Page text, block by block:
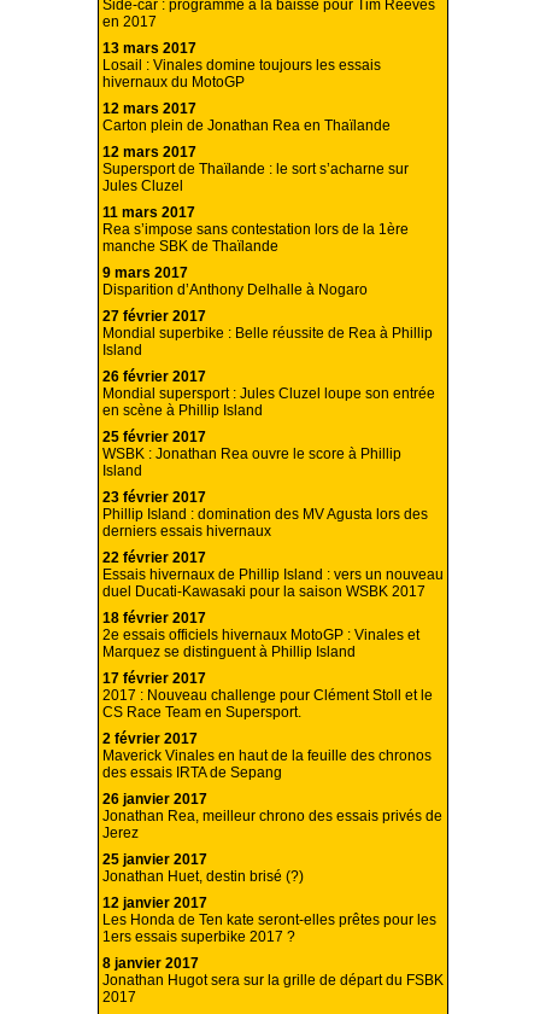
Side-car : programme à la baisse pour Tim Reeves
en 2017
13 mars 2017
Losail : Vinales domine toujours les essais
hivernaux du MotoGP
12 mars 2017
Carton plein de Jonathan Rea en Thaïlande
12 mars 2017
Supersport de Thaïlande : le sort s’acharne sur
Jules Cluzel
11 mars 2017
Rea s’impose sans contestation lors de la 1ère
manche SBK de Thaïlande
9 mars 2017
Disparition d’Anthony Delhalle à Nogaro
27 février 2017
Mondial superbike : Belle réussite de Rea à Phillip
Island
26 février 2017
Mondial supersport : Jules Cluzel loupe son entrée
en scène à Phillip Island
25 février 2017
WSBK : Jonathan Rea ouvre le score à Phillip
Island
23 février 2017
Phillip Island : domination des MV Agusta lors des
derniers essais hivernaux
22 février 2017
Essais hivernaux de Phillip Island : vers un nouveau
duel Ducati-Kawasaki pour la saison WSBK 2017
18 février 2017
2e essais officiels hivernaux MotoGP : Vinales et
Marquez se distinguent à Phillip Island
17 février 2017
2017 : Nouveau challenge pour Clément Stoll et le
CS Race Team en Supersport.
2 février 2017
Maverick Vinales en haut de la feuille des chronos
des essais IRTA de Sepang
26 janvier 2017
Jonathan Rea, meilleur chrono des essais privés de
Jerez
25 janvier 2017
Jonathan Huet, destin brisé (?)
12 janvier 2017
Les Honda de Ten kate seront-elles prêtes pour les
1ers essais superbike 2017 ?
8 janvier 2017
Jonathan Hugot sera sur la grille de départ du FSBK
2017